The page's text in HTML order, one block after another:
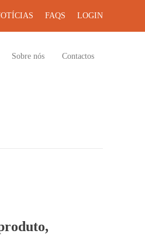
FAQS LOGIN
Sobre nós Contactos